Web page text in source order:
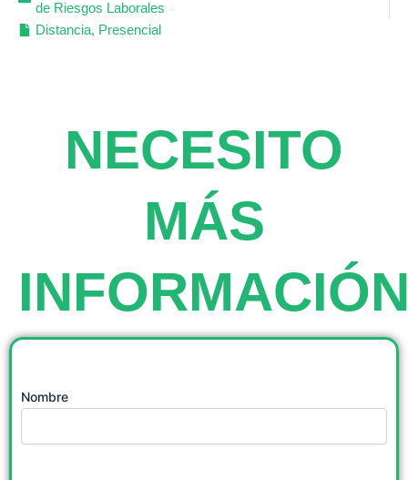
de Riesgos Laborales
Distancia, Presencial
NECESITO
MÁS
Nombre